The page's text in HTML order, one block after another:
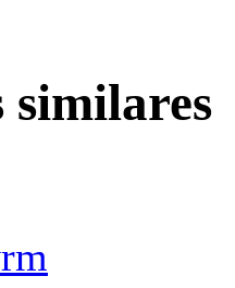
similares